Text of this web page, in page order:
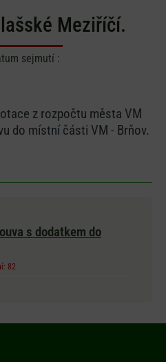
Meziříčí.
sejmutí :
z rozpočtu města VM
do místní části VM - Brňov.
s dodatkem do
82